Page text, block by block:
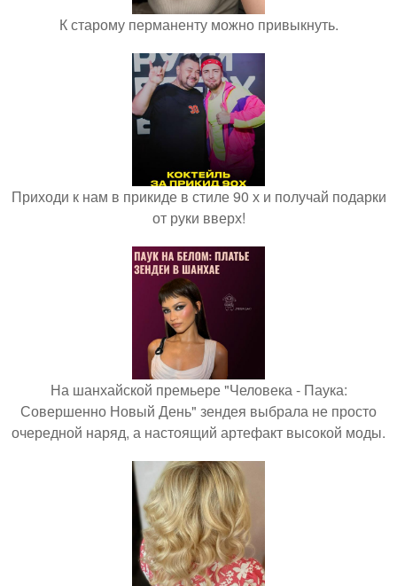
К старому перманенту можно привыкнуть.
Приходи к нам в прикиде в стиле 90 х и получай подарки
от руки вверх!
На шанхайской премьере "Человека - Паука:
Совершенно Новый День" зендея выбрала не просто
очередной наряд, а настоящий артефакт высокой моды.